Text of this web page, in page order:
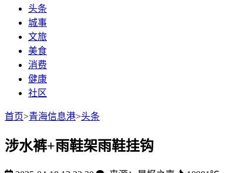
头条
城事
文旅
美食
消费
健康
社区
首页>青海信息港>头条
涉水裤+雨鞋架雨鞋挂钩